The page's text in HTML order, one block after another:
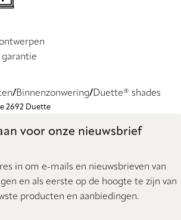
Binnenzonwering Duette® shades
2692 Duette
voor onze nieuwsbrief
in om e-mails en nieuwsbrieven van
en als eerste op de hoogte te zijn van
producten en aanbiedingen.